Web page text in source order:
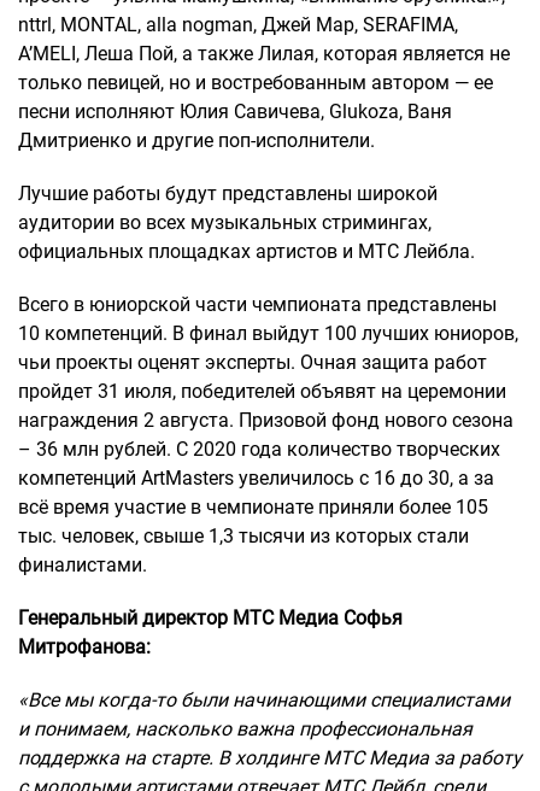
nttrl, MONTAL, аlla nogman, Джей Мар, SERAFIMA,
A’MELI, Леша Пой, а также Лилая, которая является не
только певицей, но и востребованным автором — ее
песни исполняют Юлия Савичева, Glukoza, Ваня
Дмитриенко и другие поп-исполнители.
Лучшие работы будут представлены широкой
аудитории во всех музыкальных стримингах,
официальных площадках артистов и МТС Лейбла.
Всего в юниорской части чемпионата представлены
10 компетенций. В финал выйдут 100 лучших юниоров,
чьи проекты оценят эксперты. Очная защита работ
пройдет 31 июля, победителей объявят на церемонии
награждения 2 августа. Призовой фонд нового сезона
– 36 млн рублей. С 2020 года количество творческих
компетенций ArtMasters увеличилось с 16 до 30, а за
всё время участие в чемпионате приняли более 105
тыс. человек, свыше 1,3 тысячи из которых стали
финалистами.
Генеральный директор МТС Медиа Софья
Митрофанова:
«Все мы когда-то были начинающими специалистами
и понимаем, насколько важна профессиональная
поддержка на старте. В холдинге МТС Медиа за работу